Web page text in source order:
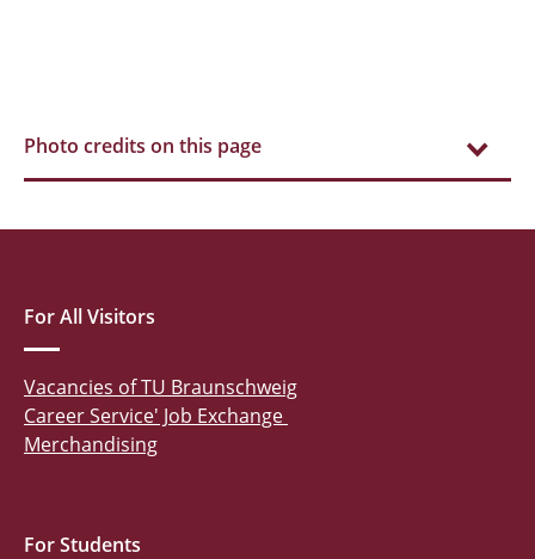
Photo credits on this page
For All Visitors
Vacancies of TU Braunschweig
Career Service' Job Exchange
Merchandising
For Students